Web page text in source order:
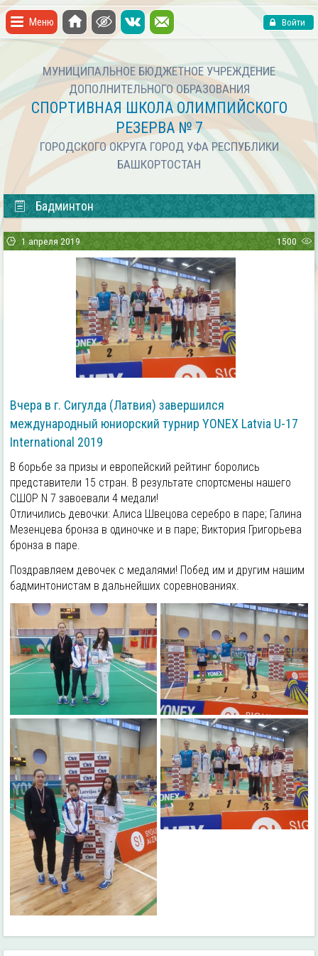
Меню Войти
МУНИЦИПАЛЬНОЕ БЮДЖЕТНОЕ УЧРЕЖДЕНИЕ
ДОПОЛНИТЕЛЬНОГО ОБРАЗОВАНИЯ
СПОРТИВНАЯ ШКОЛА ОЛИМПИЙСКОГО
РЕЗЕРВА № 7
ГОРОДСКОГО ОКРУГА ГОРОД УФА РЕСПУБЛИКИ
БАШКОРТОСТАН
Бадминтон
1 апреля 2019 1500
Вчера в г. Сигулда (Латвия) завершился
международный юниорский турнир YONEX Latvia U-17
International 2019
В борьбе за призы и европейский рейтинг боролись
представители 15 стран. В результате спортсмены нашего
СШОР N 7 завоевали 4 медали!
Отличились девочки: Алиса Швецова серебро в паре; Галина
Мезенцева бронза в одиночке и в паре; Виктория Григорьева
бронза в паре.
Поздравляем девочек с медалями! Побед им и другим нашим
бадминтонистам в дальнейших соревнованиях.